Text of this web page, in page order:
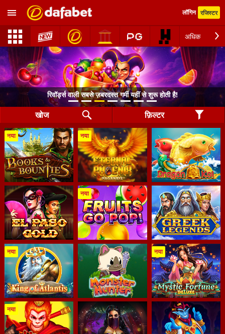
लॉगिन रजिस्टर
अधिक
रिवॉर्ड्स वाली सबसे ज़बरदस्त गर्मी यहीं से शुरू होती है!
खोज फ़िल्टर
नया नया
नया
नया नया
नया